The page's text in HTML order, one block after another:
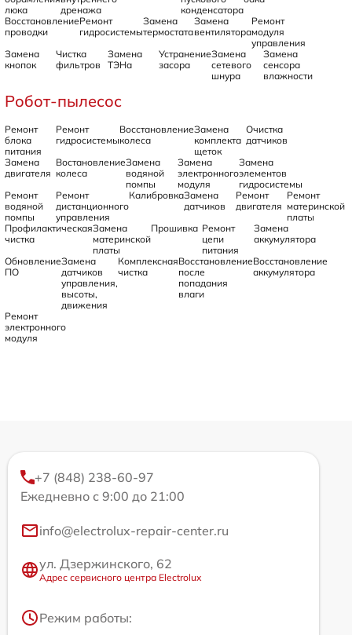
люка
дренажа
конденсатора
Восстановление
проводки
Ремонт
гидросистемы
Замена
термостата
Замена
вентилятора
Ремонт
модуля
управления
Замена
кнопок
Чистка
фильтров
Замена
ТЭНа
Устранение
засора
Замена
сетевого
шнура
Замена
сенсора
влажности
Робот-пылесос
Ремонт
блока
питания
Ремонт
гидросистемы
Восстановление
колеса
Замена
комплекта
щеток
Очистка
датчиков
Замена
двигателя
Востановление
колеса
Замена
водяной
помпы
Замена
электронного
модуля
Замена
элементов
гидросистемы
Ремонт
водяной
помпы
Ремонт
дистанционного
управления
КалибровкаЗамена
датчиков
Ремонт
двигателя
Ремонт
материнской
платы
Профилактическая
чистка
Замена
материнской
платы
Прошивка Ремонт
цепи
питания
Замена
аккумулятора
Обновление
ПО
Замена
датчиков
управления,
высоты,
движения
Комплексная
чистка
Восстановление
после
попадания
влаги
Восстановление
аккумулятора
Ремонт
электронного
модуля
+7 (848) 238-60-97
Ежедневно с 9:00 до 21:00
info@electrolux-repair-center.ru
ул. Дзержинского, 62
Адрес сервисного центра Electrolux
Режим работы: